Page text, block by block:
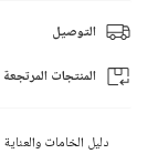
التوصيل
المنتجات المرتجعة
دليل الخامات والعناية